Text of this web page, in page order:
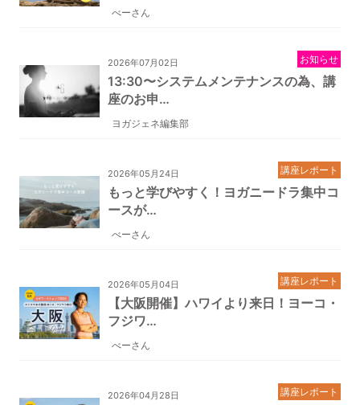
べーさん
2026年07月02日
13:30〜システムメンテナンスの為、講
座のお申…
ヨガジェネ編集部
お知らせ
2026年05月24日
もっと学びやすく！ヨガニードラ集中コ
ースが…
べーさん
講座レポート
2026年05月04日
【大阪開催】ハワイより来日！ヨーコ・
フジワ…
べーさん
講座レポート
2026年04月28日 講座レポート